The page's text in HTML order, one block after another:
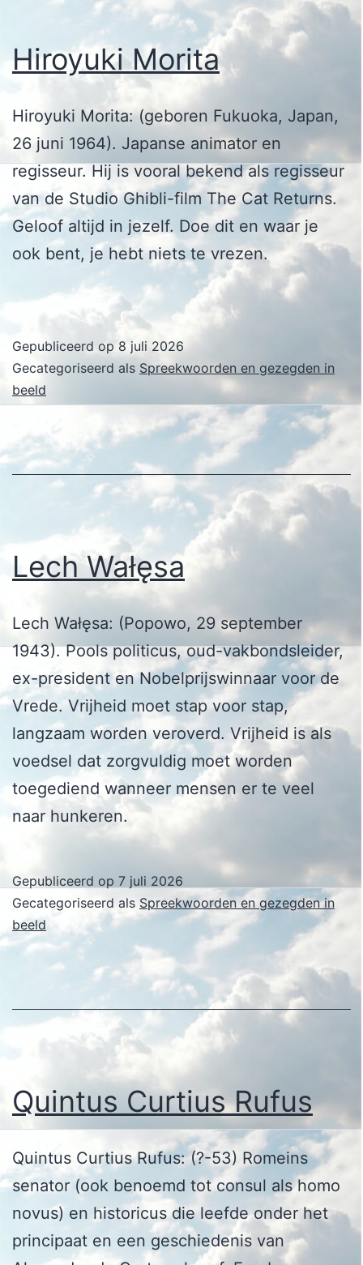
Hiroyuki Morita
Hiroyuki Morita: (geboren Fukuoka, Japan,
26 juni 1964). Japanse animator en
regisseur. Hij is vooral bekend als regisseur
van de Studio Ghibli-film The Cat Returns.
Geloof altijd in jezelf. Doe dit en waar je
ook bent, je hebt niets te vrezen.
Gepubliceerd op 8 juli 2026
Gecategoriseerd als Spreekwoorden en gezegden in
beeld
Lech Wałęsa
Lech Wałęsa: (Popowo, 29 september
1943). Pools politicus, oud-vakbondsleider,
ex-president en Nobelprijswinnaar voor de
Vrede. Vrijheid moet stap voor stap,
langzaam worden veroverd. Vrijheid is als
voedsel dat zorgvuldig moet worden
toegediend wanneer mensen er te veel
naar hunkeren.
Gepubliceerd op 7 juli 2026
Gecategoriseerd als Spreekwoorden en gezegden in
beeld
Quintus Curtius Rufus
Quintus Curtius Rufus: (?-53) Romeins
senator (ook benoemd tot consul als homo
novus) en historicus die leefde onder het
principaat en een geschiedenis van